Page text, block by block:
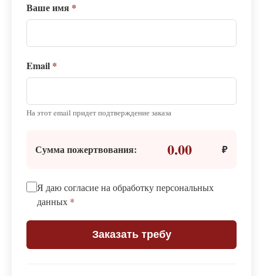
Ваше имя *
Email *
На этот email придет подтверждение заказа
Сумма пожертвования: 0.00 ₽
Я даю согласие на обработку персональных
данных *
Заказать требу